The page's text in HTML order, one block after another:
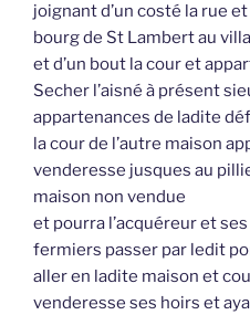
joignant d’un costé la rue
bourg de St Lambert au
et d’un bout la cour et
Secher l’aisné à présent
appartenances de ladite
la cour de l’autre maison
venderesse jusques au
maison non vendue
et pourra l’acquéreur et
fermiers passer par ledit
aller en ladite maison et
venderesse ses hoirs et